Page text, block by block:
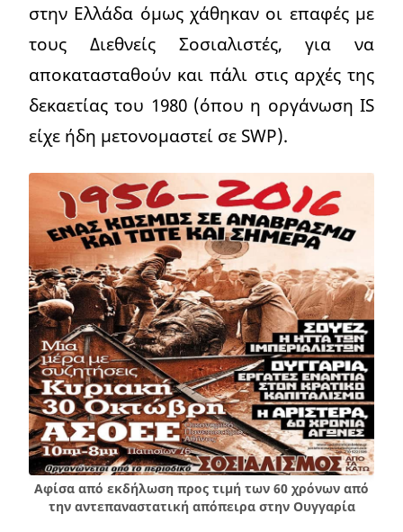
στην Ελλάδα όμως χάθηκαν οι επαφές με
τους Διεθνείς Σοσιαλιστές, για να
αποκατασταθούν και πάλι στις αρχές της
δεκαετίας του 1980 (όπου η οργάνωση IS
είχε ήδη μετονομαστεί σε SWP).
Αφίσα από εκδήλωση προς τιμή των 60 χρόνων από
την αντεπαναστατική απόπειρα στην Ουγγαρία